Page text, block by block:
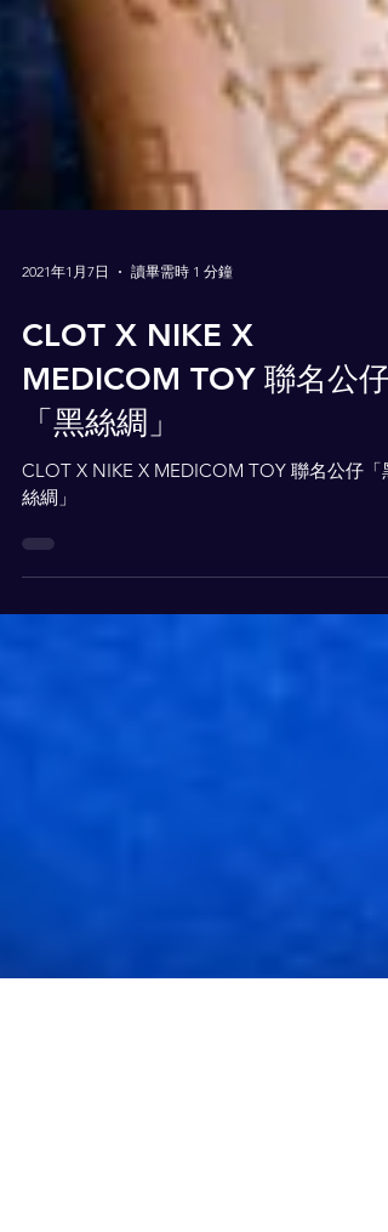
2021年1月7日 讀畢需時 1 分鐘
MEDICOM TOY 聯名公仔
「黑絲綢」
絲綢」